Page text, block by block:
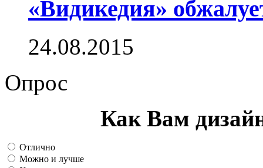
«Видикедия»
24.08.2015
Опрос
Как Вам
Отлично
Можно и лучше